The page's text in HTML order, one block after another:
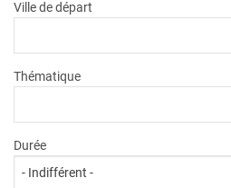
Ville de départ
Thématique
Durée